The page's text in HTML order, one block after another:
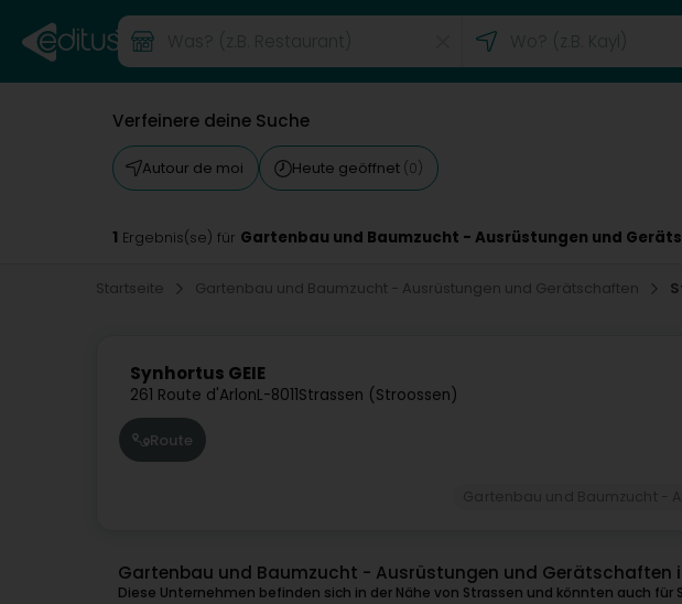
Verfeinere deine Suche
Autour de moi Heute geöffnet (0)
1 Ergebnis(se) für Gartenbau und Baumzucht - Ausrüstungen und
Startseite Gartenbau und Baumzucht - Ausrüstungen und Gerätschaften
Synhortus GEIE
261 Route d'ArlonL-8011Strassen (Stroossen)
Route
Gartenbau und Baumzucht - Ausrüstungen und Gerätschaften
Diese Unternehmen befinden sich in der Nähe von Strassen und könnten auch für